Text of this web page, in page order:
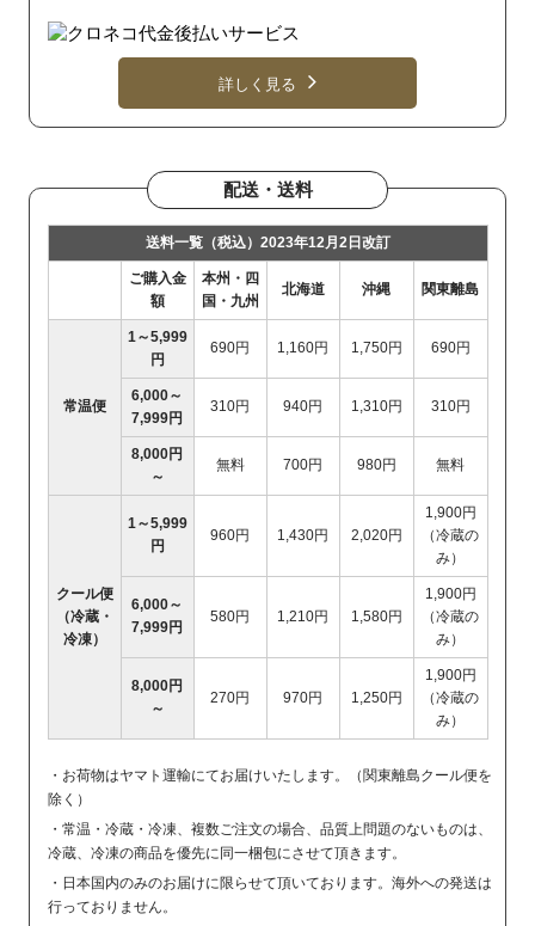
詳しく見る
配送・送料
送料一覧（税込）2023年12月2日改訂
ご購入金
額
本州・四
国・九州
北海道 沖縄 関東離島
常温便
1～5,999
円
690円 1,160円 1,750円 690円
6,000～
7,999円
310円 940円 1,310円 310円
8,000円
～
無料 700円 980円 無料
クール便
（冷蔵・
冷凍）
1～5,999
円
960円 1,430円 2,020円
1,900円
（冷蔵の
み）
6,000～
7,999円
580円 1,210円 1,580円
1,900円
（冷蔵の
み）
8,000円
～
270円 970円 1,250円
1,900円
（冷蔵の
み）
・お荷物はヤマト運輸にてお届けいたします。（関東離島クール便を
除く）
・常温・冷蔵・冷凍、複数ご注文の場合、品質上問題のないものは、
冷蔵、冷凍の商品を優先に同一梱包にさせて頂きます。
・日本国内のみのお届けに限らせて頂いております。海外への発送は
行っておりません。